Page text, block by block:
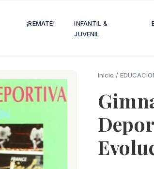
¡REMATE!
INFANTIL &
JUVENIL
Inicio /